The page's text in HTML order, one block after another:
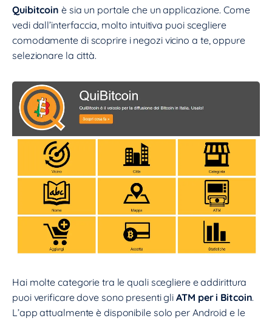
Quibitcoin è sia un portale che un applicazione. Come
vedi dall’interfaccia, molto intuitiva puoi scegliere
comodamente di scoprire i negozi vicino a te, oppure
selezionare la città.
Hai molte categorie tra le quali scegliere e addirittura
puoi verificare dove sono presenti gliATM per i Bitcoin.
L’app attualmente è disponibile solo per Android e le